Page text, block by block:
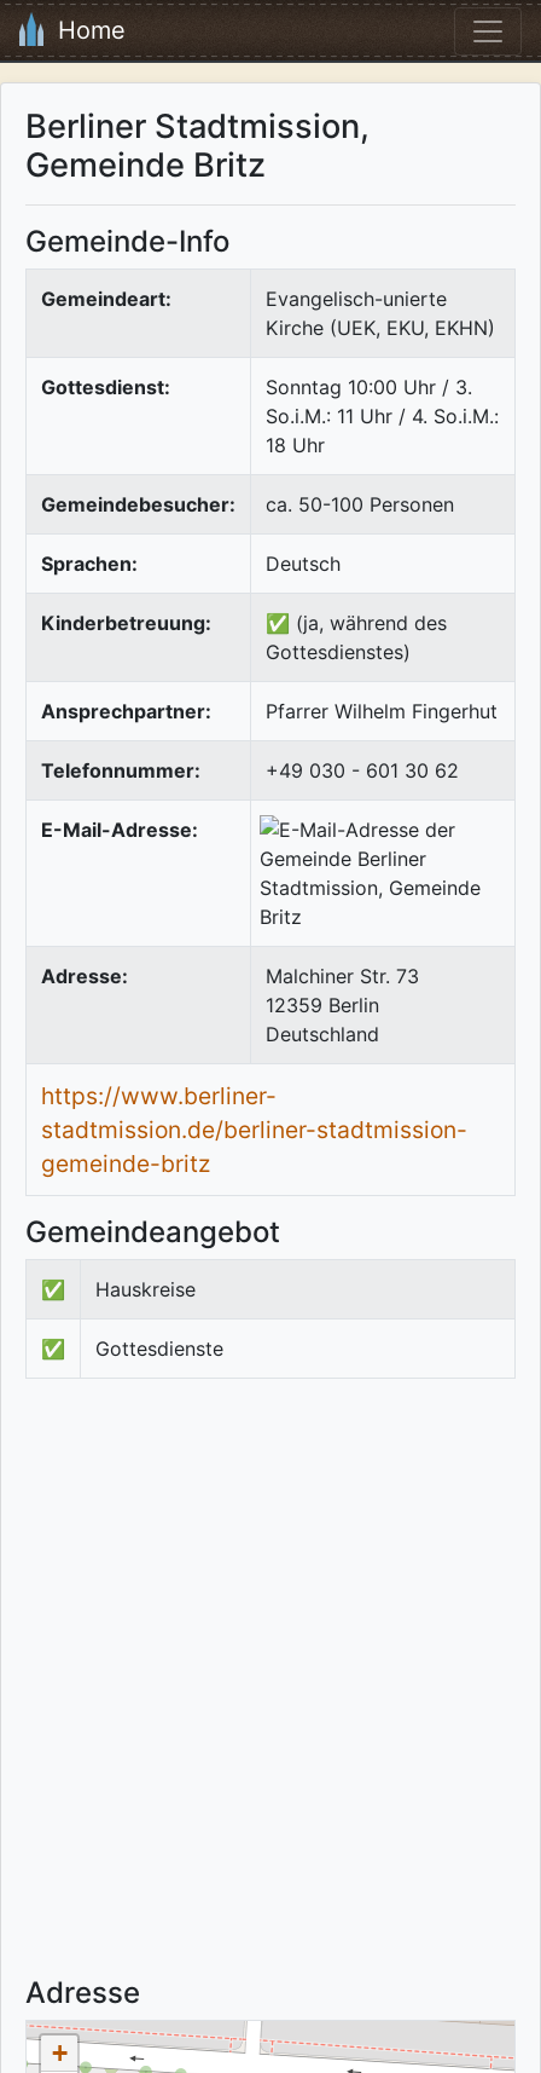
Home
Berliner Stadtmission,
Gemeinde Britz
Gemeinde-Info
Gemeindeart:
Evangelisch-unierte
Kirche (UEK, EKU, EKHN)
Gottesdienst:
Sonntag 10:00 Uhr / 3.
So.i.M.: 11 Uhr / 4. So.i.M.:
18 Uhr
Gemeindebesucher: ca. 50-100 Personen
Sprachen: Deutsch
Kinderbetreuung:
✅ (ja, während des
Gottesdienstes)
Ansprechpartner: Pfarrer Wilhelm Fingerhut
Telefonnummer: +49 030 - 601 30 62
E-Mail-Adresse:
Adresse:
Malchiner Str. 73
12359 Berlin
Deutschland
https://www.berliner-
stadtmission.de/berliner-stadtmission-
gemeinde-britz
Gemeindeangebot
✅ Hauskreise
✅ Gottesdienste
Adresse
+